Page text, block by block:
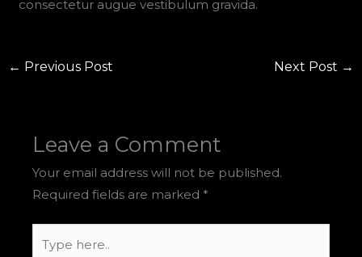
consectetur augue vestibulum gravida.
← Previous Post Next Post →
Leave a Comment
Your email address will not be published.
Required fields are marked *